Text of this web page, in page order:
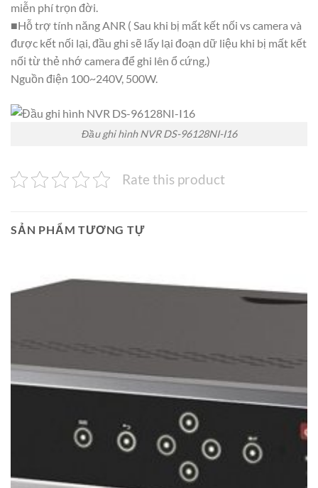
miễn phí trọn đời.
■Hỗ trợ tính năng ANR ( Sau khi bị mất kết nối vs camera và
được kết nối lại, đầu ghi sẽ lấy lại đoạn dữ liệu khi bị mất kết
nối từ thẻ nhớ camera để ghi lên ổ cứng.)
Nguồn điện 100~240V, 500W.
Đầu ghi hình NVR DS-96128NI-I16
Rate this product
SẢN PHẨM TƯƠNG TỰ